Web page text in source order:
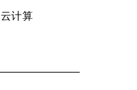
云计算